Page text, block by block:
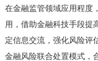
在金融监管领域应用程度
用，借助金融科技手段提
定信息交流，强化风险评
金融风险联合处置模式，